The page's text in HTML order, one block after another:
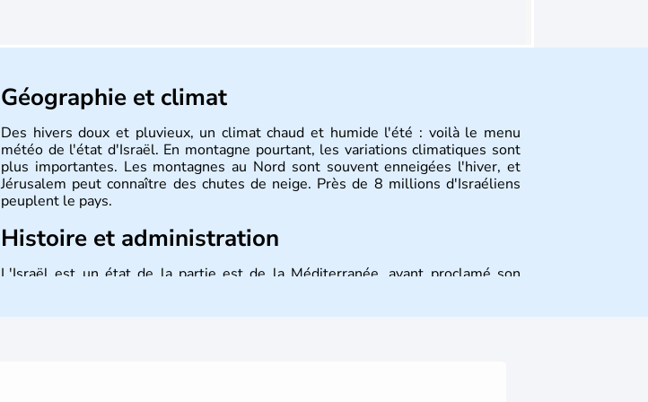
Géographie et climat
Des hivers doux et pluvieux, un climat chaud et humide l'été : voilà le menu
météo de l'état d'Israël. En montagne pourtant, les variations climatiques sont
plus importantes. Les montagnes au Nord sont souvent enneigées l'hiver, et
Jérusalem peut connaître des chutes de neige. Près de 8 millions d'Israéliens
peuplent le pays.
Histoire et administration
L'Israël est un état de la partie est de la Méditerranée, ayant proclamé son